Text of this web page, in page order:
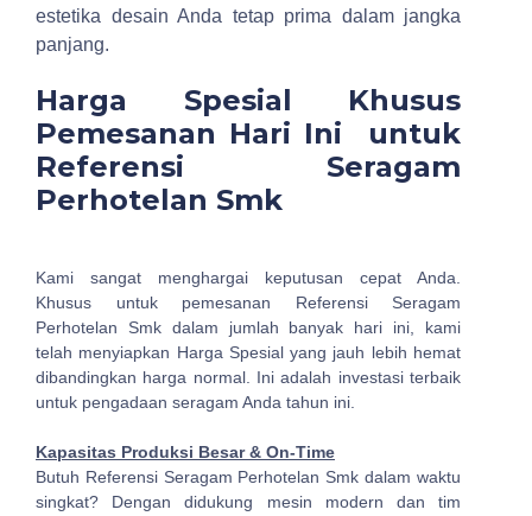
estetika desain Anda tetap prima dalam jangka
panjang.
Harga Spesial Khusus
Pemesanan Hari Ini untuk
Referensi Seragam
Perhotelan Smk
Kami sangat menghargai keputusan cepat Anda.
Khusus untuk pemesanan Referensi Seragam
Perhotelan Smk dalam jumlah banyak hari ini, kami
telah menyiapkan Harga Spesial yang jauh lebih hemat
dibandingkan harga normal. Ini adalah investasi terbaik
untuk pengadaan seragam Anda tahun ini.
Kapasitas Produksi Besar & On-Time
Butuh Referensi Seragam Perhotelan Smk dalam waktu
singkat? Dengan didukung mesin modern dan tim